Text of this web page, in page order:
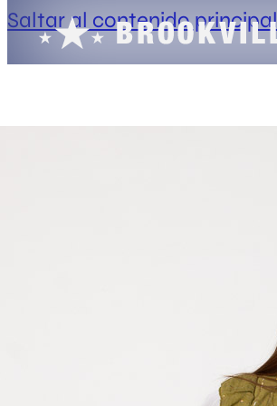
Saltar al contenido principal